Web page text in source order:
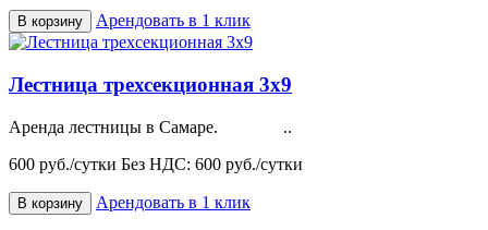
В корзину Арендовать в 1 клик
Лестница трехсекционная 3х9
Аренда лестницы в Самаре. ..
600 руб./сутки Без НДС: 600 руб./сутки
В корзину Арендовать в 1 клик